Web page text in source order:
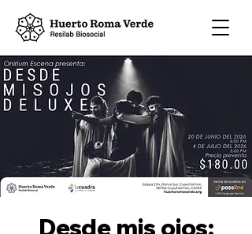
Desde mis ojos: